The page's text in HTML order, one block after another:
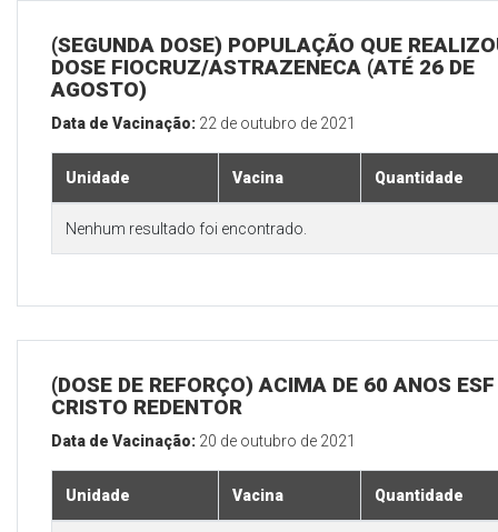
(SEGUNDA DOSE) POPULAÇÃO QUE
DOSE FIOCRUZ/ASTRAZENECA (ATÉ 26 DE
AGOSTO)
Data de Vacinação: 22 de outubro de 2021
Unidade Vacina Quantidade
Nenhum resultado foi encontrado.
(DOSE DE REFORÇO) ACIMA DE 60 ANOS ESF
CRISTO REDENTOR
Data de Vacinação: 20 de outubro de 2021
Unidade Vacina Quantidade